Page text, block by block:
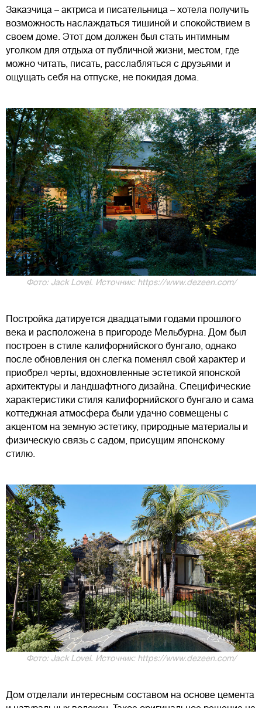
Заказчица – актриса и писательница – хотела получить
возможность наслаждаться тишиной и спокойствием в
своем доме. Этот дом должен был стать интимным
уголком для отдыха от публичной жизни, местом, где
можно читать, писать, расслабляться с друзьями и
ощущать себя на отпуске, не покидая дома.
Фото: Jack Lovel. Источник: https://www.dezeen.com/
Постройка датируется двадцатыми годами прошлого
века и расположена в пригороде Мельбурна. Дом был
построен в стиле калифорнийского бунгало, однако
после обновления он слегка поменял свой характер и
приобрел черты, вдохновленные эстетикой японской
архитектуры и ландшафтного дизайна. Специфические
характеристики стиля калифорнийского бунгало и сама
коттеджная атмосфера были удачно совмещены с
акцентом на земную эстетику, природные материалы и
физическую связь с садом, присущим японскому
стилю.
Фото: Jack Lovel. Источник: https://www.dezeen.com/
Дом отделали интересным составом на основе цемента